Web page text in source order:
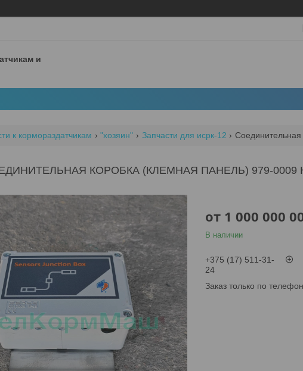
и
к кормораздатчикам "хозяин" Запчасти для исрк-12
КОРОБКА (КЛЕМНАЯ ПАНЕЛЬ) 979-0009
от 1 000 000
В наличии
+375 (17) 511-31-
24
Заказ только по